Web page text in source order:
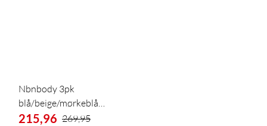
Nbnbody 3pk
blå/beige/mørkeblå
bodyer
215,96 269,95